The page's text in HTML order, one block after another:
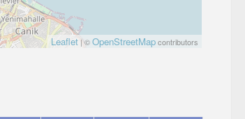
Leaflet | ©OpenStreetMapcontributors